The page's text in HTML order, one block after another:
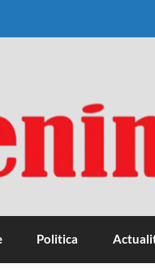
Politica